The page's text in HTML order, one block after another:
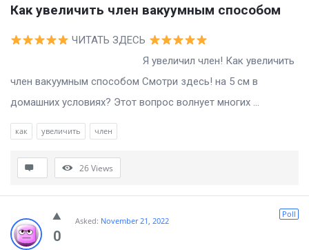
Как увеличить член вакуумным способом
ЧИТАТЬ ЗДЕСЬ
Я увеличил член! Как увеличить
член вакуумным способом Смотри здесь! на 5 см в
домашних условиях? Этот вопрос волнует многих ...
как увеличить член
26Views
0
Poll
Asked: November 21, 2022